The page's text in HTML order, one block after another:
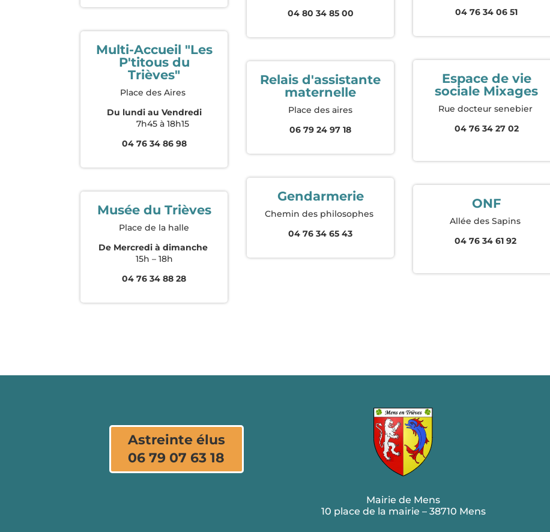
Multi-Accueil "Les
P'titous du
Trièves"
Place des Aires
Du lundi au Vendredi
7h45 à 18h15
04 76 34 86 98
Musée du Trièves
Place de la halle
De Mercredi à dimanche
15h – 18h
04 76 34 88 28
04 80 34 85 00
Relais d'assistante
maternelle
Place des aires
06 79 24 97 18
Gendarmerie
Chemin des philosophes
04 76 34 65 43
04 76 34 06 51
Espace de vie
sociale Mixages
Rue docteur senebier
04 76 34 27 02
ONF
Allée des Sapins
04 76 34 61 92
Astreinte élus
06 79 07 63 18
Mairie de Mens
10 place de la mairie – 38710 Mens